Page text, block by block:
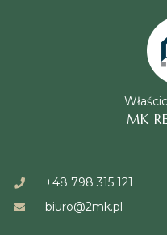
MK
+48 798 315 121
biuro@2mk.pl